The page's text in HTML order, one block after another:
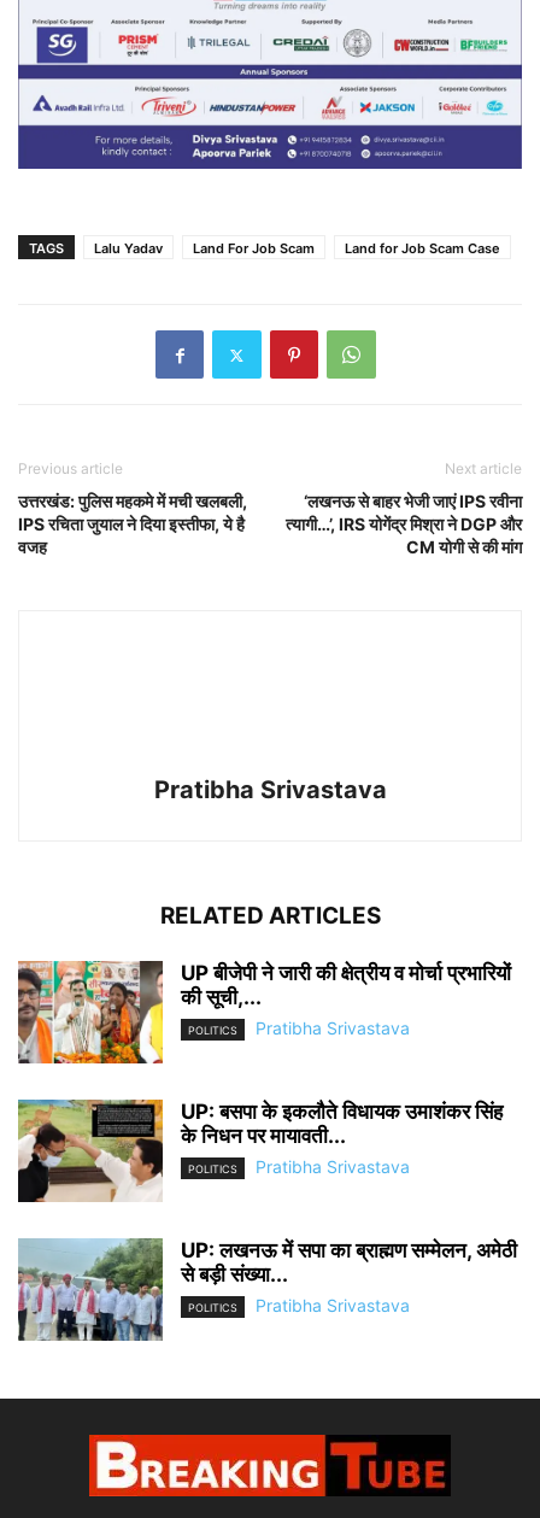
TAGS Lalu Yadav Land For Job Scam Land for Job Scam Case
Previous article
उत्तरखंड: पुलिस महकमे में मची खलबली,
IPS रचिता जुयाल ने दिया इस्तीफा, ये है
वजह
Next article
‘लखनऊ से बाहर भेजी जाएं IPS रवीना
त्यागी…’, IRS योगेंद्र मिश्रा ने DGP और
CM योगी से की मांग
Pratibha Srivastava
RELATED ARTICLES
UP बीजेपी ने जारी की क्षेत्रीय व मोर्चा प्रभारियों
की सूची,...
POLITICS Pratibha Srivastava
UP: बसपा के इकलौते विधायक उमाशंकर सिंह
के निधन पर मायावती...
POLITICS Pratibha Srivastava
UP: लखनऊ में सपा का ब्राह्मण सम्मेलन, अमेठी
से बड़ी संख्या...
POLITICS Pratibha Srivastava